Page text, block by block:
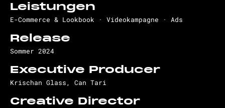
Leistungen
E-Commerce & Lookbook · Videokampagne · Ads
Release
Sommer 2024
Executive Producer
Krischan Glass, Can Tari
Creative Director